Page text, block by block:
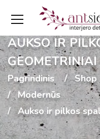
AUKSO IR
Pagrindinis Shop
Modernūs
Aukso ir pilkos